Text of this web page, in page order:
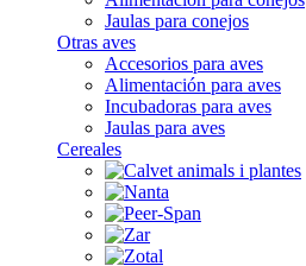
Jaulas para conejos
Otras aves
Accesorios para aves
Alimentación para aves
Incubadoras para aves
Jaulas para aves
Cereales